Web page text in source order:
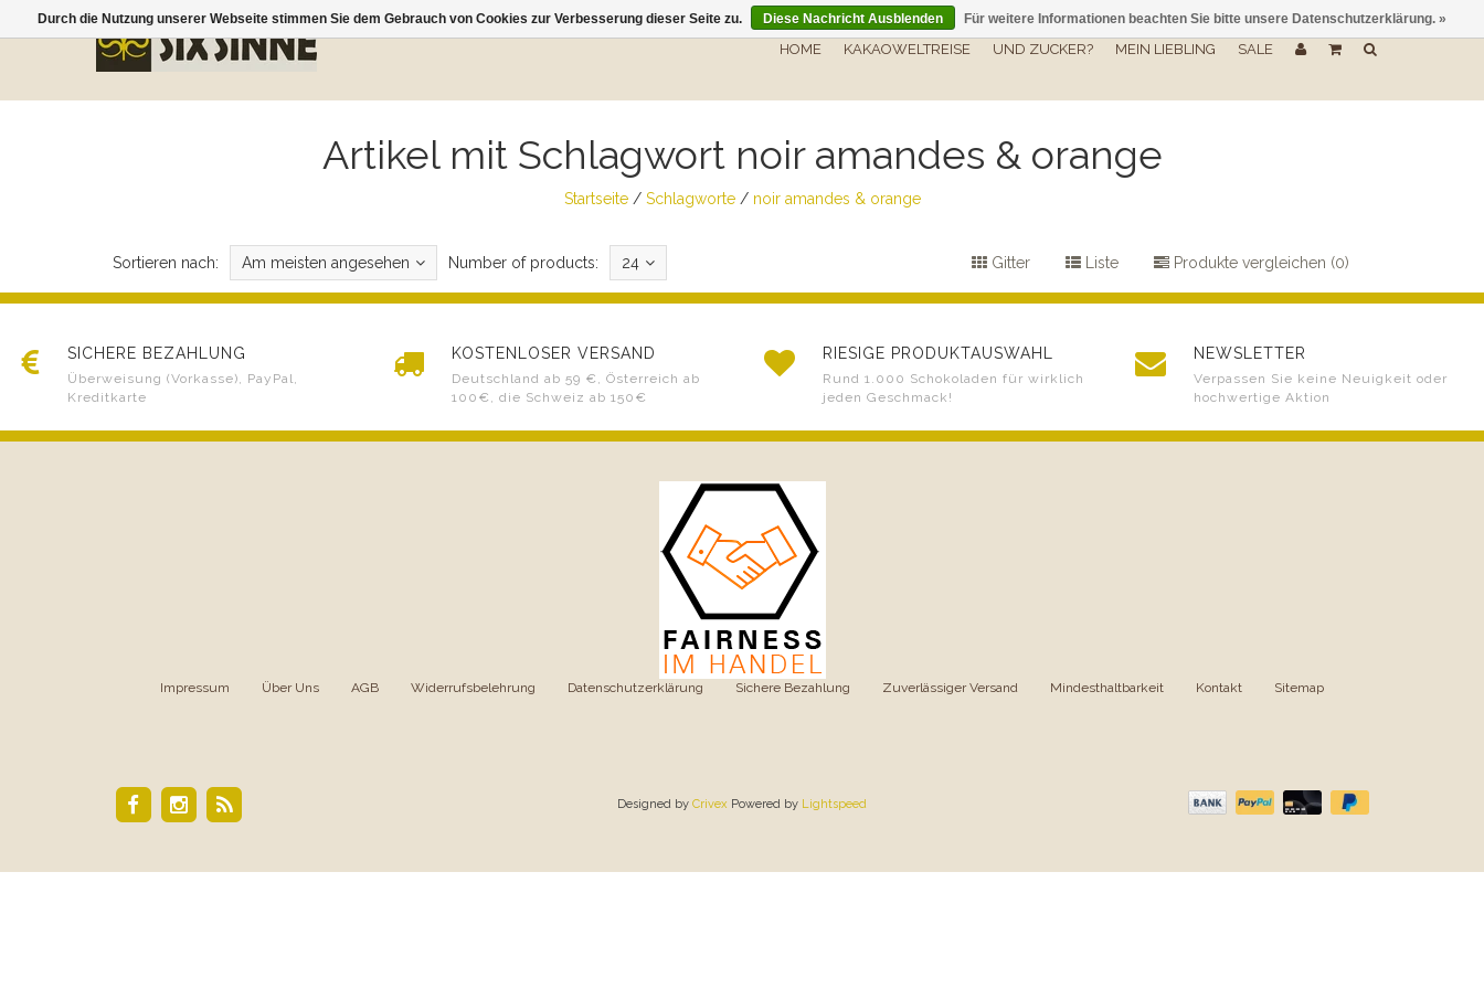
HOME KAKAOWELTREISE UND ZUCKER? MEIN LIEBLING SALE
Artikel mit Schlagwort noir amandes & orange
Startseite/ Schlagworte/ noir amandes & orange
Sortieren nach: Am meisten angesehen Number of products: 24 Gitter Liste Produkte vergleichen (0)
SICHERE BEZAHLUNG
Überweisung (Vorkasse), PayPal,
Kreditkarte
KOSTENLOSER VERSAND
Deutschland ab 59 €, Österreich ab
100€, die Schweiz ab 150€
RIESIGE PRODUKTAUSWAHL
Rund 1.000 Schokoladen für wirklich
jeden Geschmack!
NEWSLETTER
Verpassen Sie keine Neuigkeit oder
hochwertige Aktion
Impressum Über Uns AGB Widerrufsbelehrung Datenschutzerklärung Sichere Bezahlung Zuverlässiger Versand Mindesthaltbarkeit Kontakt Sitemap
Designed by Crivex Powered by Lightspeed
Durch die Nutzung unserer Webseite stimmen Sie dem Gebrauch von Cookies zur Verbesserung dieser Seite zu. Diese Nachricht Ausblenden Für weitere Informationen beachten Sie bitte unsere Datenschutzerklärung. »